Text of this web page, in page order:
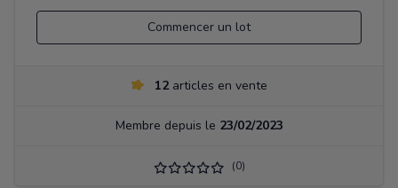
Commencer un lot
12articles en vente
Membre depuis le 23/02/2023
(0)